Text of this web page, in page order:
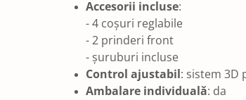
Accesorii incluse:
- 4 coșuri reglabile
- 2 prinderi front
- șuruburi incluse
Control ajustabil: sistem 3D
Ambalare individuală: da